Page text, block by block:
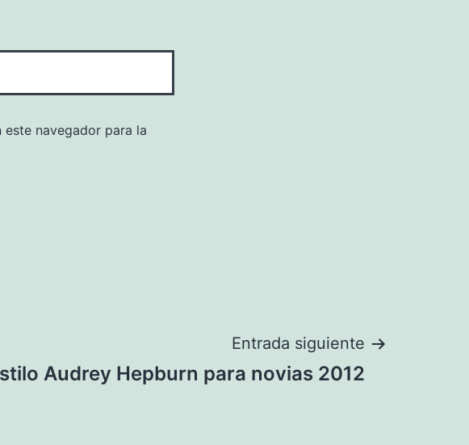
navegador para la
Entrada siguiente
Audrey Hepburn para novias 2012